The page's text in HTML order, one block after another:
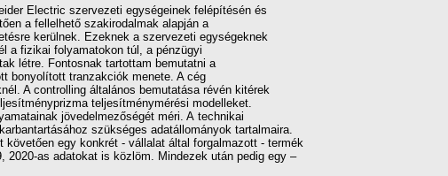
Electric szervezeti egységeinek felépítésén és
a fellelhető szakirodalmak alapján a
kerülnek. Ezeknek a szervezeti egységeknek
a fizikai folyamatokon túl, a pénzügyi
létre. Fontosnak tartottam bemutatni a
bonyolított tranzakciók menete. A cég
A controlling általános bemutatása révén kitérek
teljesítménymérési modelleket.
jövedelmezőségét méri. A technikai
szükséges adatállományok tartalmaira.
egy konkrét - vállalat által forgalmazott - termék
2020-as adatokat is közlöm. Mindezek után pedig egy –